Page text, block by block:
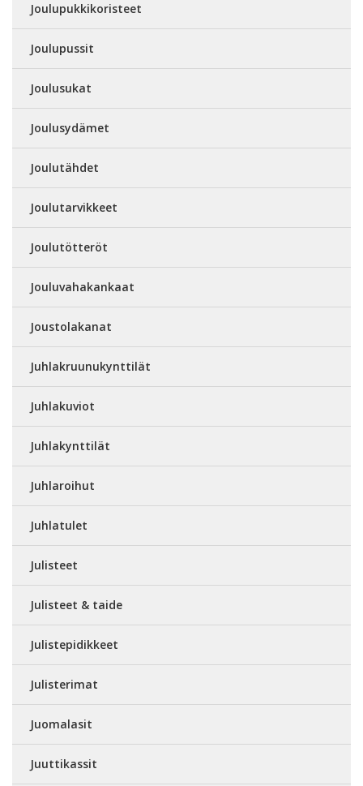
Joulupukkikoristeet
Joulupussit
Joulusukat
Joulusydämet
Joulutähdet
Joulutarvikkeet
Joulutötteröt
Jouluvahakankaat
Joustolakanat
Juhlakruunukynttilät
Juhlakuviot
Juhlakynttilät
Juhlaroihut
Juhlatulet
Julisteet
Julisteet & taide
Julistepidikkeet
Julisterimat
Juomalasit
Juuttikassit